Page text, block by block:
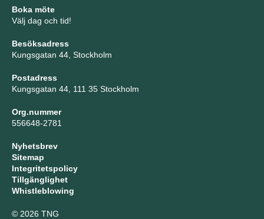
Boka möte
Välj dag och tid!
Besöksadress
Kungsgatan 44, Stockholm
Postadress
Kungsgatan 44, 111 35 Stockholm
Org.nummer
556648-2781
Nyhetsbrev
Sitemap
Integritetspolicy
Tillgänglighet
Whistleblowing
© 2026 TNG